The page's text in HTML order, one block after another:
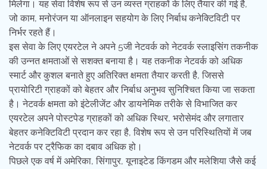
मिलेगा। यह सेवा विशेष रूप से उन व्यस्त ग्राहकों के लिए तैयार की गई है,
जो काम, मनोरंजन या ऑनलाइन सहयोग के लिए निर्बाध कनेक्टिविटी पर
निर्भर रहते हैं।
इस सेवा के लिए एयरटेल ने अपने 5जी नेटवर्क को नेटवर्क स्लाइसिंग तकनीक
की उन्नत क्षमताओं से सशक्त बनाया है। यह तकनीक नेटवर्क को अधिक
स्मार्ट और कुशल बनाते हुए अतिरिक्त क्षमता तैयार करती है, जिससे
प्रायोरिटी ग्राहकों को बेहतर और निर्बाध अनुभव सुनिश्चित किया जा सकता
है। नेटवर्क क्षमता को इंटेलीजेंट और डायनेमिक तरीके से विभाजित कर
एयरटेल अपने पोस्टपेड ग्राहकों को अधिक स्थिर, भरोसेमंद और लगातार
बेहतर कनेक्टिविटी प्रदान कर रहा है, विशेष रूप से उन परिस्थितियों में जब
नेटवर्क पर ट्रैफिक का दबाव अधिक हो।
पिछले एक वर्ष में अमेरिका, सिंगापुर, यूनाइटेड किंगडम और मलेशिया जैसे कई